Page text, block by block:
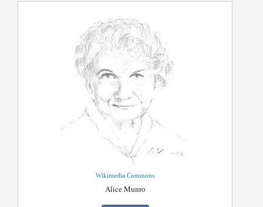
Wikimedia Commons
Alice Munro